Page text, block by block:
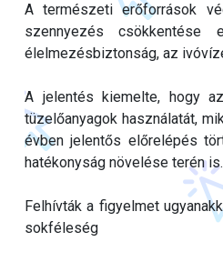
A természeti erőforrások
szennyezés
élelmezésbiztonság, az
A jelentés kiemelte, hogy
tüzelőanyagok használatát,
évben jelentős előrelépés
hatékonyság növelése terén is.
Felhívták a figyelmet
sokféleség